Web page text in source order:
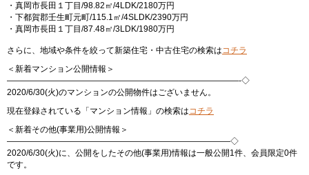
・真岡市長田１丁目/98.82㎡/4LDK/2180万円
・下都賀郡壬生町元町/115.1㎡/4SLDK/2390万円
・真岡市長田１丁目/87.48㎡/3LDK/1980万円
さらに、地域や条件を絞って新築住宅・中古住宅の検索はコチラ
＜新着マンション公開情報＞
————————————————————————————-◇
2020/6/30(火)のマンションの公開物件はございません。
現在登録されている「マンション情報」の検索はコチラ
＜新着その他(事業用)公開情報＞
———————————————————————————◇
2020/6/30(火)に、公開をしたその他(事業用)情報は一般公開1件、会員限定0件
です。